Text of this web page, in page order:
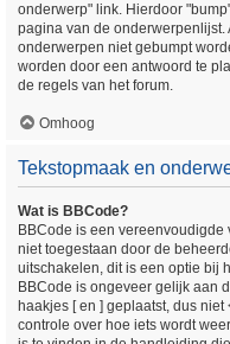
onderwerp" link. Hierdoor
pagina van de onderwerpenlijst.
onderwerpen niet gebumpt
worden door een antwoord te
de regels van het forum.
Omhoog
Tekstopmaak en
Wat is BBCode?
BBCode is een
niet toegestaan door de
uitschakelen, dit is een optie bij
BBCode is ongeveer gelijk aan
haakjes [ en ] geplaatst, dus
controle over hoe iets wordt